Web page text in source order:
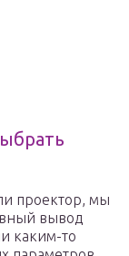
проектор, мы
вывод
каким-то